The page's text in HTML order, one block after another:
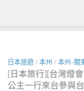
日本旅遊 / 本州 / 本州-關
[日本旅行][台灣燈
公主一行來台參與